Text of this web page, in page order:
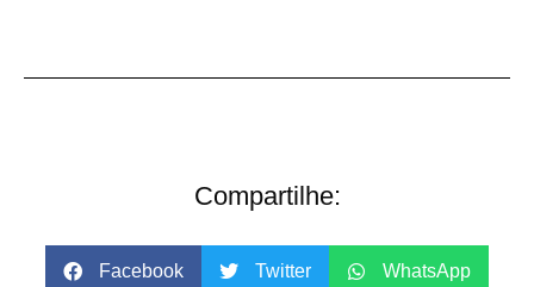
Compartilhe:
Facebook Twitter WhatsApp